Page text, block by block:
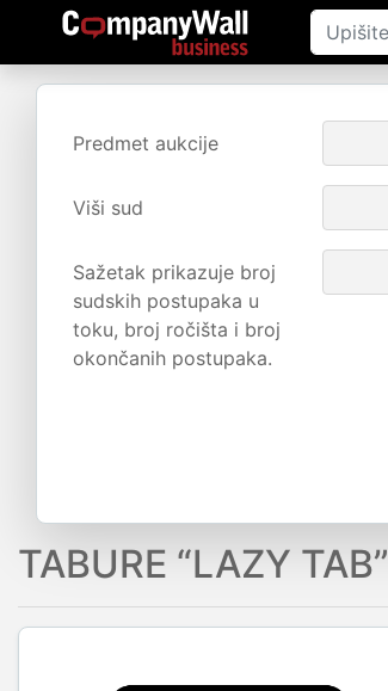
Predmet aukcije
Viši sud
Sažetak prikazuje broj
sudskih postupaka u
toku, broj ročišta i broj
okončanih postupaka.
TABURE “LAZY TAB”